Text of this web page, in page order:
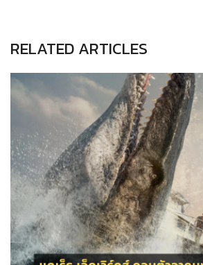
RELATED ARTICLES